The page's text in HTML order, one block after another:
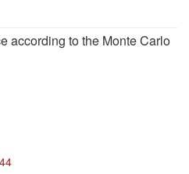
according to the Monte Carlo